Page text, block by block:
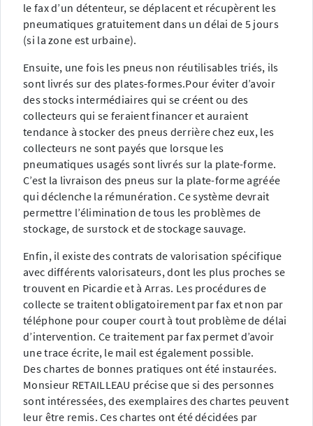
le fax d’un détenteur, se déplacent et récupèrent les
pneumatiques gratuitement dans un délai de 5 jours
(si la zone est urbaine).
Ensuite, une fois les pneus non réutilisables triés, ils
sont livrés sur des plates-formes.Pour éviter d’avoir
des stocks intermédiaires qui se créent ou des
collecteurs qui se feraient financer et auraient
tendance à stocker des pneus derrière chez eux, les
collecteurs ne sont payés que lorsque les
pneumatiques usagés sont livrés sur la plate-forme.
C’est la livraison des pneus sur la plate-forme agréée
qui déclenche la rémunération. Ce système devrait
permettre l’élimination de tous les problèmes de
stockage, de surstock et de stockage sauvage.
Enfin, il existe des contrats de valorisation spécifique
avec différents valorisateurs, dont les plus proches se
trouvent en Picardie et à Arras. Les procédures de
collecte se traitent obligatoirement par fax et non par
téléphone pour couper court à tout problème de délai
d’intervention. Ce traitement par fax permet d’avoir
une trace écrite, le mail est également possible.
Des chartes de bonnes pratiques ont été instaurées.
Monsieur RETAILLEAU précise que si des personnes
sont intéressées, des exemplaires des chartes peuvent
leur être remis. Ces chartes ont été décidées par